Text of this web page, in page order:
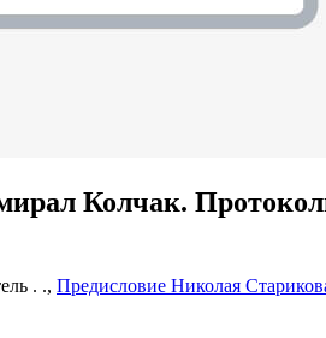
Колчак.
. ., Предисловие Николая